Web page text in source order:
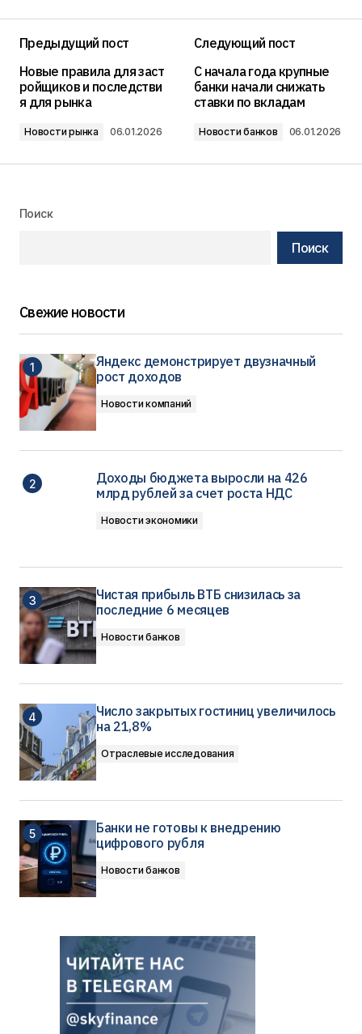
Предыдущий пост
Новые правила для заст
ройщиков и последстви
я для рынка
Новости рынка 06.01.2026
Следующий пост
С начала года крупные
банки начали снижать
ставки по вкладам
Новости банков 06.01.2026
Поиск
Поиск
Свежие новости
Яндекс демонстрирует двузначный
рост доходов
Новости компаний
Доходы бюджета выросли на 426
млрд рублей за счет роста НДС
Новости экономики
Чистая прибыль ВТБ снизилась за
последние 6 месяцев
Новости банков
Число закрытых гостиниц увеличилось
на 21,8%
Отраслевые исследования
Банки не готовы к внедрению
цифрового рубля
Новости банков